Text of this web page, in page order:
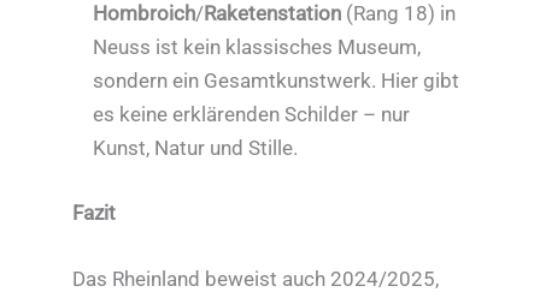
Hombroich/Raketenstation (Rang 18) in
Neuss ist kein klassisches Museum,
sondern ein Gesamtkunstwerk. Hier gibt
es keine erklärenden Schilder – nur
Kunst, Natur und Stille.
Fazit
Das Rheinland beweist auch 2024/2025,